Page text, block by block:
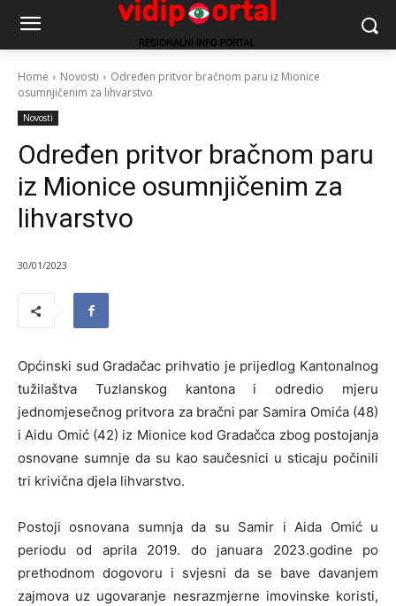
Home Novosti
Određen pritvor bračnom paru iz Mionice
osumnjičenim za lihvarstvo
Novosti
Određen pritvor bračnom paru
iz Mionice osumnjičenim za
lihvarstvo
30/01/2023
Općinski sud Gradačac prihvatio je prijedlog Kantonalnog
tužilaštva Tuzlanskog kantona i odredio mjeru
jednomjesečnog pritvora za bračni par Samira Omića (48)
i Aidu Omić (42) iz Mionice kod Gradačca zbog postojanja
osnovane sumnje da su kao saučesnici u sticaju počinili
tri krivična djela lihvarstvo.
Postoji osnovana sumnja da su Samir i Aida Omić u
periodu od aprila 2019. do januara 2023.godine po
prethodnom dogovoru i svjesni da se bave davanjem
zajmova uz ugovaranje nesrazmjerne imovinske koristi,